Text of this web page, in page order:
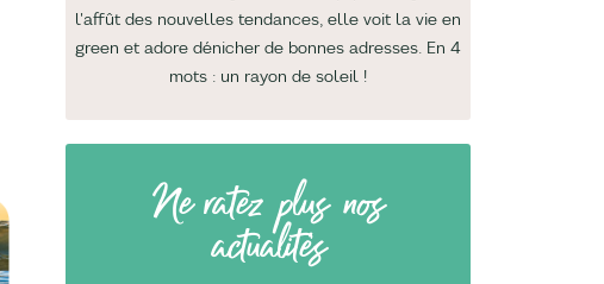
l'affût des nouvelles tendances, elle voit la vie en
green et adore dénicher de bonnes adresses. En 4
mots : un rayon de soleil !
Ne ratez plus nos
actualités